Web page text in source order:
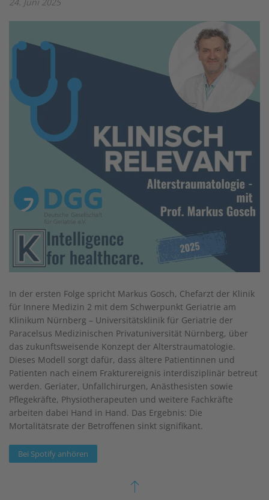
In der ersten Folge spricht Markus Gosch, Chefarzt der Klinik
für Innere Medizin 2 mit dem Schwerpunkt Geriatrie am
Klinikum Nürnberg – Universitätsklinik für Geriatrie der
Paracelsus Medizinischen Privatuniversität Nürnberg, über
das zukunftsweisende Konzept der Alterstraumatologie.
Dieses Modell sorgt dafür, dass ältere Patientinnen und
Patienten nach einem Frakturereignis interdisziplinär betreut
werden. Geriater, Unfallchirurgen, Anästhesisten sowie
Pflegekräfte, Physiotherapeuten und weitere Fachkräfte
arbeiten dabei Hand in Hand. Das Ergebnis: Die
Mortalitätsrate der Betroffenen sinkt signifikant.
Bei Spotify anhören